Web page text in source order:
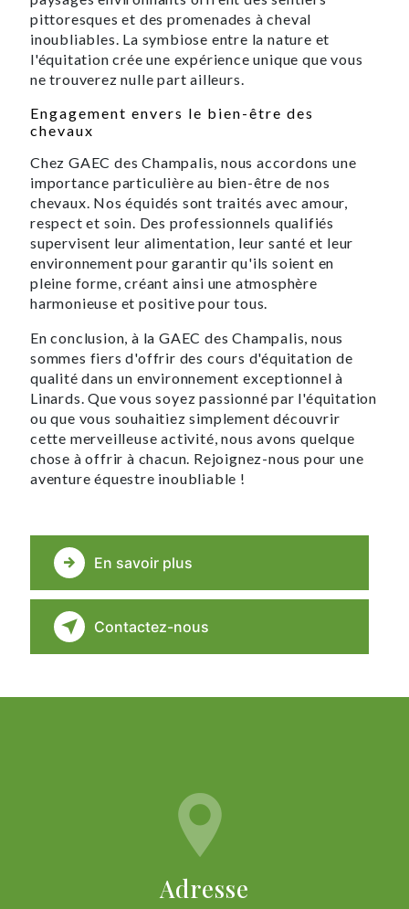
pittoresques et des promenades à cheval
inoubliables. La symbiose entre la nature et
l'équitation crée une expérience unique que vous
ne trouverez nulle part ailleurs.
Engagement envers le bien-être des
chevaux
Chez GAEC des Champalis, nous accordons une
importance particulière au bien-être de nos
chevaux. Nos équidés sont traités avec amour,
respect et soin. Des professionnels qualifiés
supervisent leur alimentation, leur santé et leur
environnement pour garantir qu'ils soient en
pleine forme, créant ainsi une atmosphère
harmonieuse et positive pour tous.
En conclusion, à la GAEC des Champalis, nous
sommes fiers d'offrir des cours d'équitation de
qualité dans un environnement exceptionnel à
Linards. Que vous soyez passionné par l'équitation
ou que vous souhaitiez simplement découvrir
cette merveilleuse activité, nous avons quelque
chose à offrir à chacun. Rejoignez-nous pour une
aventure équestre inoubliable !
En savoir plus
Contactez-nous
Adresse